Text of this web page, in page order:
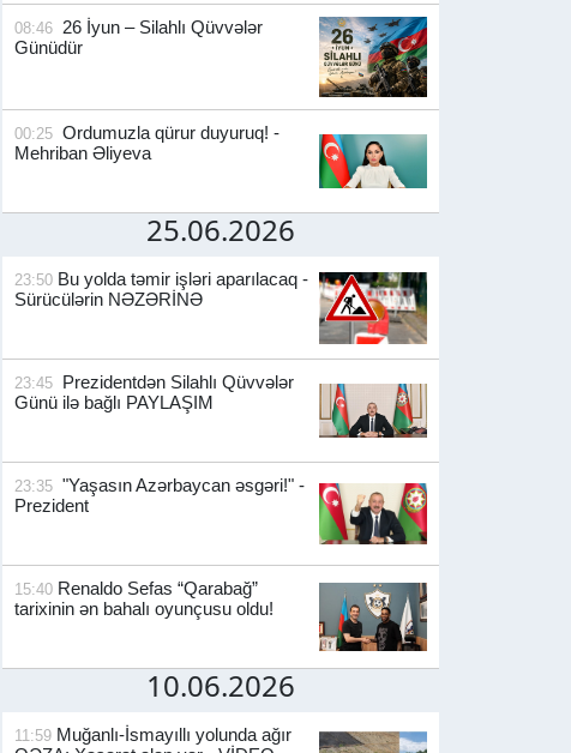
08:46 26 İyun – Silahlı Qüvvələr
Günüdür
00:25 Ordumuzla qürur duyuruq! -
Mehriban Əliyeva
25.06.2026
23:50 Bu yolda təmir işləri aparılacaq -
Sürücülərin NƏZƏRİNƏ
23:45 Prezidentdən Silahlı Qüvvələr
Günü ilə bağlı PAYLAŞIM
23:35 "Yaşasın Azərbaycan əsgəri!" -
Prezident
15:40 Renaldo Sefas “Qarabağ”
tarixinin ən bahalı oyunçusu oldu!
10.06.2026
11:59 Muğanlı-İsmayıllı yolunda ağır